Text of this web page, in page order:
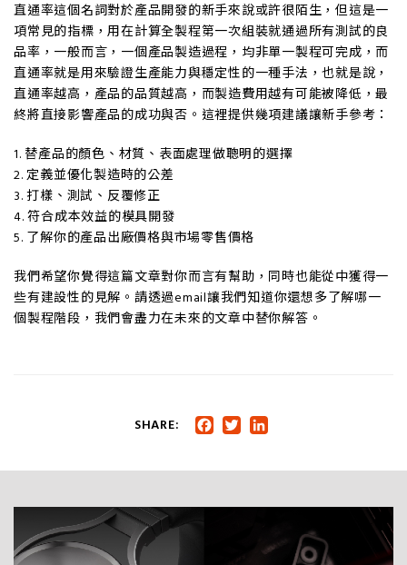
直通率這個名詞對於產品開發的新手來說或許很陌生，但這是一
項常見的指標，用在計算全製程第一次組裝就通過所有測試的良
品率，一般而言，一個產品製造過程，均非單一製程可完成，而
直通率就是用來驗證生產能力與穩定性的一種手法，也就是說，
直通率越高，產品的品質越高，而製造費用越有可能被降低，最
終將直接影響產品的成功與否。這裡提供幾項建議讓新手參考：
1. 替產品的顏色、材質、表面處理做聰明的選擇
2. 定義並優化製造時的公差
3. 打樣、測試、反覆修正
4. 符合成本效益的模具開發
5. 了解你的產品出廠價格與市場零售價格
我們希望你覺得這篇文章對你而言有幫助，同時也能從中獲得一
些有建設性的見解。請透過email讓我們知道你還想多了解哪一
個製程階段，我們會盡力在未來的文章中替你解答。
SHARE: Facebook
Twitter